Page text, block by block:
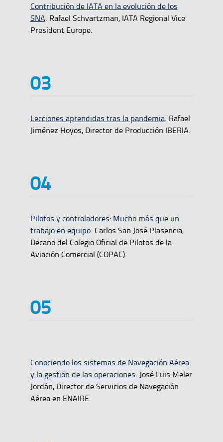
Contribución de IATA en la evolución de los
SNA. Rafael Schvartzman, IATA Regional Vice
President Europe.
Lecciones aprendidas tras la pandemia. Rafael
Jiménez Hoyos, Director de Producción IBERIA.
Pilotos y controladores: Mucho más que un
trabajo en equipo. Carlos San José Plasencia,
Decano del Colegio Oficial de Pilotos de la
Aviación Comercial (COPAC).
Conociendo los sistemas de Navegación Aérea
y la gestión de las operaciones. José Luis Meler
Jordán, Director de Servicios de Navegación
Aérea en ENAIRE.